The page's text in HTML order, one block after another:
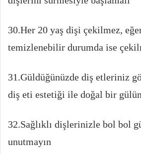
30.Her 20 yaş dişi çekilmez,
temizlenebilir durumda ise
31.Güldüğünüzde diş etleriniz
diş eti estetiği ile doğal bir
32.Sağlıklı dişlerinizle bol bol
unutmayın